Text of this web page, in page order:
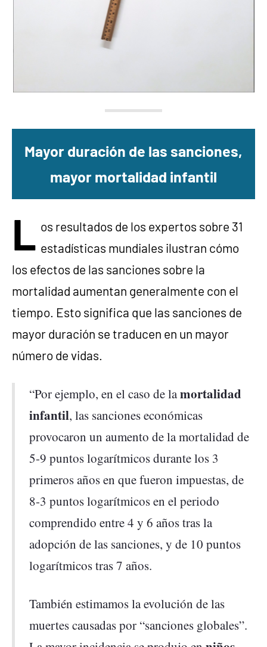
Mayor duración de las sanciones,
mayor mortalidad infantil
L os resultados de los expertos sobre 31
estadísticas mundiales ilustran cómo
los efectos de las sanciones sobre la
mortalidad aumentan generalmente con el
tiempo. Esto significa que las sanciones de
mayor duración se traducen en un mayor
número de vidas.
“Por ejemplo, en el caso de lamortalidad
infantil, las sanciones económicas
provocaron un aumento de la mortalidad de
5-9 puntos logarítmicos durante los 3
primeros años en que fueron impuestas, de
8-3 puntos logarítmicos en el periodo
comprendido entre 4 y 6 años tras la
adopción de las sanciones, y de 10 puntos
logarítmicos tras 7 años.
También estimamos la evolución de las
muertes causadas por “sanciones globales”.